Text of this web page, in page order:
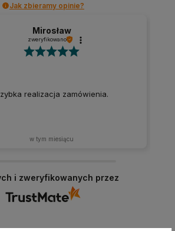
Jak zbieramy opinie?
Mirosław
zweryfikowano
realizacja zamówienia.
w tym miesiącu
i zweryfikowanych przez